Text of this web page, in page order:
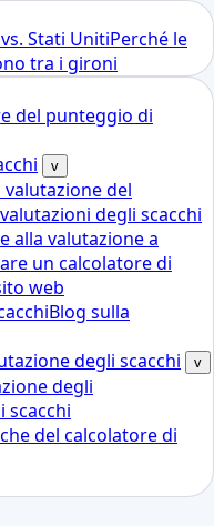
Stati UnitiPerché le
tra i gironi
del punteggio di
v
valutazione del
degli scacchi
alla valutazione a
un calcolatore di
web
Blog sulla
degli scacchi
v
degli
scacchi
del calcolatore di